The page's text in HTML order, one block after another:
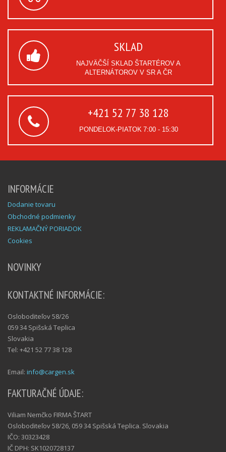
SKLAD
NAJVÄČŠÍ SKLAD ŠTARTÉROV A
ALTERNÁTOROV V SR A ČR
+421 52 77 38 128
PONDELOK-PIATOK 7:00 - 15:30
INFORMÁCIE
Dodanie tovaru
Obchodné podmienky
REKLAMAČNÝ PORIADOK
Cookies
NOVINKY
KONTAKTNÉ INFORMÁCIE:
Osloboditeľov 58/26
059 34 Spišská Teplica
Slovakia
Tel: +421 52 77 38 128
Email: info@cargen.sk
FAKTURAČNÉ ÚDAJE:
Viliam Nemčko FIRMA ŠTART
Osloboditeľov 58/26, 059 34 Spišská Teplica. Slovakia
IČO: 30323428
IČ DPH: SK1020728137